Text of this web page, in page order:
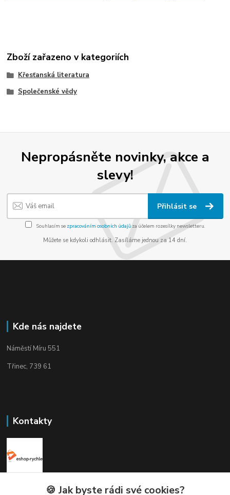
Zboží zařazeno v kategoriích
Křesťanská literatura
Společenské vědy
Nepropásněte novinky, akce a
slevy!
Přihlásit se
Souhlasím se zpracováním osobních údajůza účelem rozesílky newsletteru.
Můžete se kdykoli odhlásit. Zasíláme jednou za 14 dní.
Kde nás najdete
Náměstí Míru 551
Třinec, 739 61
Kontakty
🍪 Jak byste rádi své cookies?